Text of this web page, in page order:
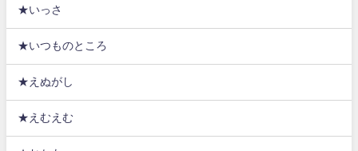
★いっさ
★いつものところ
★えぬがし
★えむえむ